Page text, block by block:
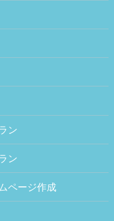
ン
ン
ページ作成